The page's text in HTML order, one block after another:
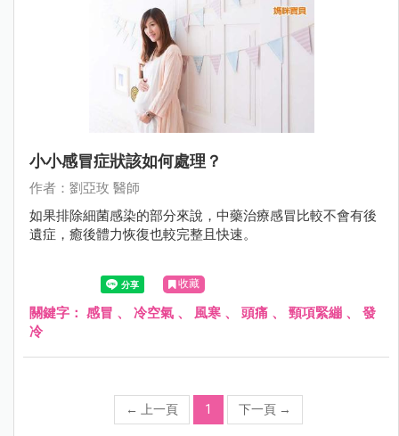
小小感冒症狀該如何處理？
作者：劉亞玫 醫師
如果排除細菌感染的部分來說，中藥治療感冒比較不會有後
遺症，癒後體力恢復也較完整且快速。
收藏
關鍵字： 感冒 、 冷空氣 、 風寒 、 頭痛 、 頸項緊繃 、 發
冷
← 上一頁 1 下一頁 →